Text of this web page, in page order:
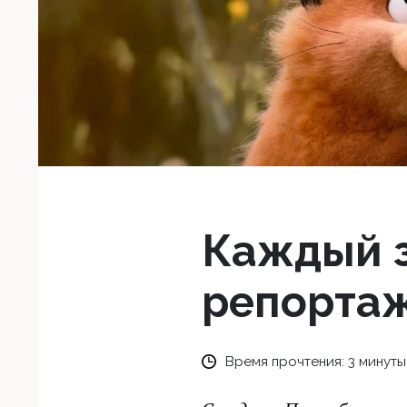
Каждый
Время прочтения: 3 минуты